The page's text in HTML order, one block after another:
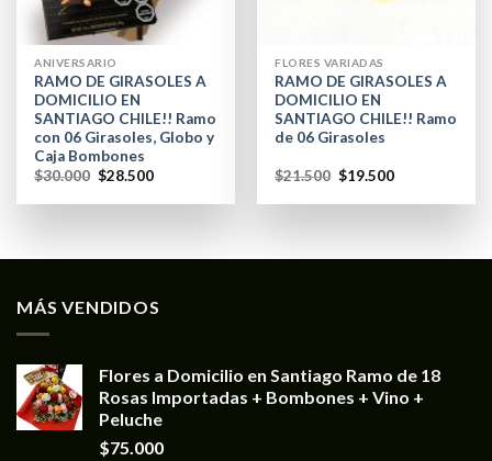
ANIVERSARIO
RAMO DE GIRASOLES A
DOMICILIO EN
SANTIAGO CHILE!! Ramo
con 06 Girasoles, Globo y
Caja Bombones
$30.000 $28.500
FLORES VARIADAS
RAMO DE GIRASOLES A
DOMICILIO EN
SANTIAGO CHILE!! Ramo
de 06 Girasoles
$21.500 $19.500
MÁS VENDIDOS
Flores a Domicilio en Santiago Ramo de 18
Rosas Importadas + Bombones + Vino +
Peluche
$75.000